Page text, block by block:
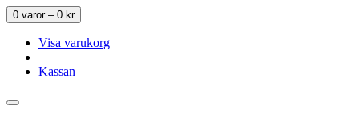
0 varor – 0 kr
Visa varukorg
Kassan